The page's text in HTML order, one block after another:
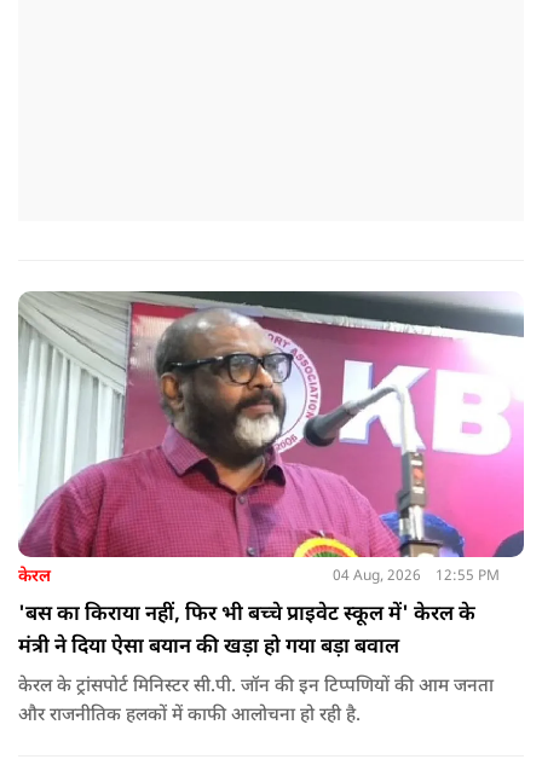
केरल 04 Aug, 2026 12:55 PM
'बस का किराया नहीं, फिर भी बच्चे प्राइवेट स्कूल में' केरल के
मंत्री ने दिया ऐसा बयान की खड़ा हो गया बड़ा बवाल
केरल के ट्रांसपोर्ट मिनिस्टर सी.पी. जॉन की इन टिप्पणियों की आम जनता
और राजनीतिक हलकों में काफी आलोचना हो रही है.